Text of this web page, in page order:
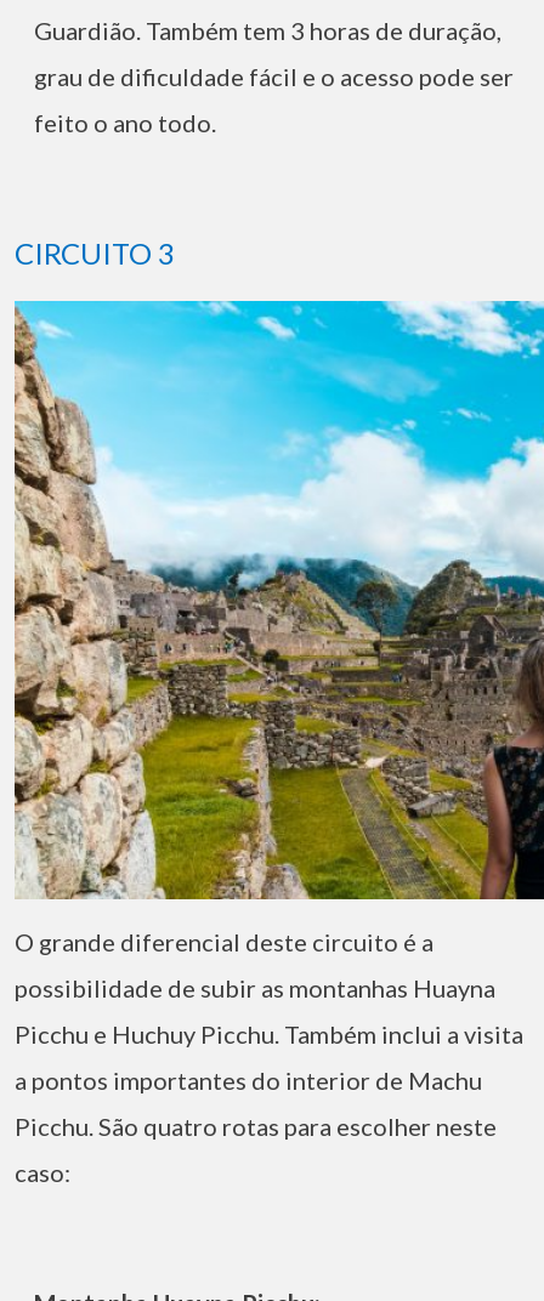
Guardião. Também tem 3 horas de duração,
grau de dificuldade fácil e o acesso pode ser
feito o ano todo.
CIRCUITO 3
O grande diferencial deste circuito é a
possibilidade de subir as montanhas Huayna
Picchu e Huchuy Picchu. Também inclui a visita
a pontos importantes do interior de Machu
Picchu. São quatro rotas para escolher neste
caso: